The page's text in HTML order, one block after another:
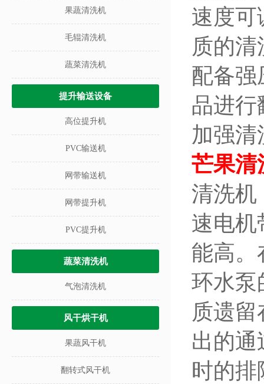
果蔬清洗机
毛辊清洗机
蔬菜清洗机
提升输送设备
高位提升机
PVC输送机
网带输送机
网带提升机
PVC提升机
蔬菜清洗机
气泡清洗机
风干烘干机
果蔬风干机
翻转式风干机
速度可
质的
配备强
品进行
加强清
芒果清
清洗机
速电机
能高。
环水泵
质遗
出的通
时的